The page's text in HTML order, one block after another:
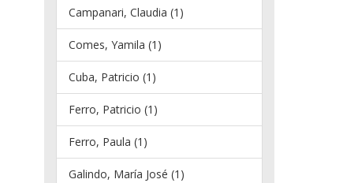
Campanari, Claudia (1)
Comes, Yamila (1)
Cuba, Patricio (1)
Ferro, Patricio (1)
Ferro, Paula (1)
Galindo, María José (1)